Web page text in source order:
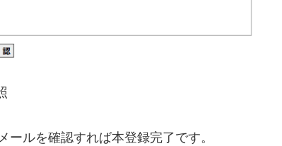
ルを確認すれば本登録完了です。